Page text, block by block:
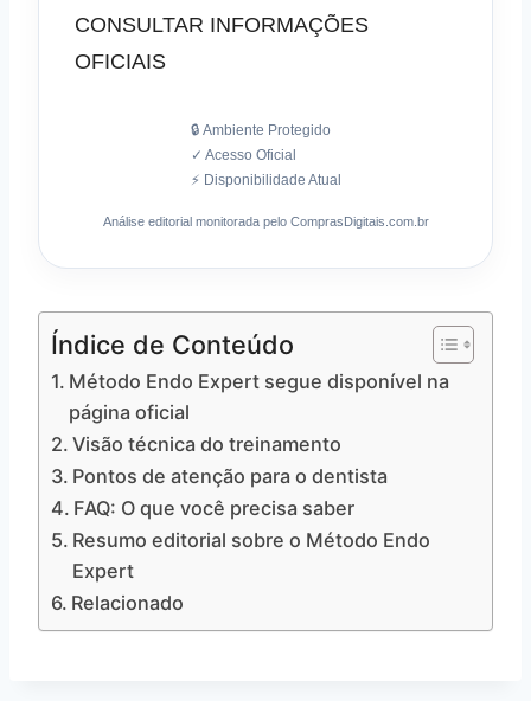
CONSULTAR INFORMAÇÕES
OFICIAIS
🔒 Ambiente Protegido
✓ Acesso Oficial
⚡ Disponibilidade Atual
Análise editorial monitorada pelo ComprasDigitais.com.br
Índice de Conteúdo
Método Endo Expert segue disponível na
página oficial
Visão técnica do treinamento
Pontos de atenção para o dentista
FAQ: O que você precisa saber
Resumo editorial sobre o Método Endo
Expert
Relacionado